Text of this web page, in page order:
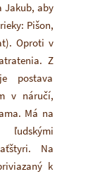
Jakub, aby
Pišon,
Oproti v
Z
postava
v náručí,
Má na
Na
k